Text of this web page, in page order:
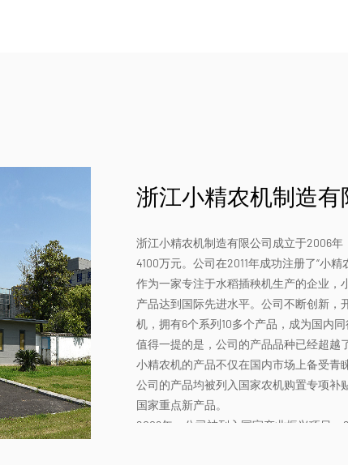
浙江小精农机制造有
浙江小精农机制造有限公司成立于2006
4100万元。公司在2011年成功注册了“小精
作为一家专注于水稻插秧机生产的企业，
产品达到国际先进水平。公司不断创新，
机，拥有6个系列10多个产品，成为国内
值得一提的是，公司的产品品种已经超越
小精农机的产品不仅在国内市场上备受青
公司的产品均被列入国家农机购置专项补
国家重点新产品。
2009年，公司被列入国家产业振兴项目，